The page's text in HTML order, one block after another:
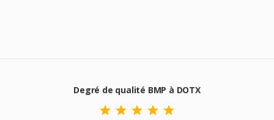
Degré de qualité BMP à DOTX